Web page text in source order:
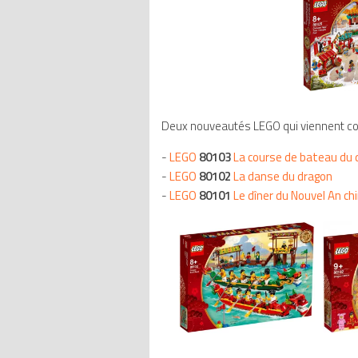
Deux nouveautés LEGO qui viennent
-LEGO 80103La course de bateau du
-LEGO 80102La danse du dragon
-LEGO 80101 Le dîner du Nouvel An